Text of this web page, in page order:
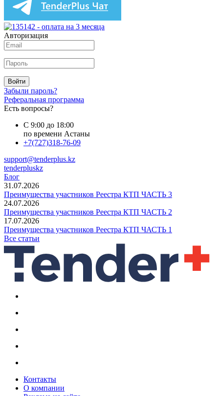
Авторизация
Войти
Забыли пароль?
Реферальная программа
Есть вопросы?
С 9:00 до 18:00
по времени Астаны
+7(727)318-76-09
support@tenderplus.kz
tenderpluskz
Блог
31.07.2026
Преимущества участников Реестра КТП ЧАСТЬ 3
24.07.2026
Преимущества участников Реестра КТП ЧАСТЬ 2
17.07.2026
Преимущества участников Реестра КТП ЧАСТЬ 1
Все статьи
Контакты
О компании